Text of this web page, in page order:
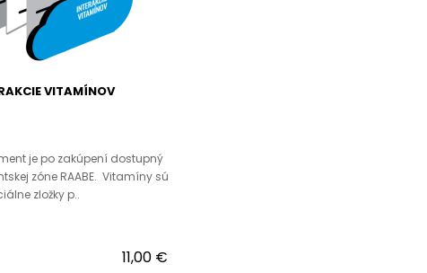
VITAMÍNOV
je po zakúpení dostupný
zóne RAABE. Vitamíny sú
zložky p..
11,00 €